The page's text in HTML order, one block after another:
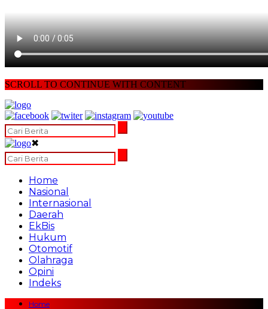
SCROLL TO CONTINUE WITH CONTENT
✖
Home
Nasional
Internasional
Daerah
EkBis
Hukum
Otomotif
Olahraga
Opini
Indeks
Home